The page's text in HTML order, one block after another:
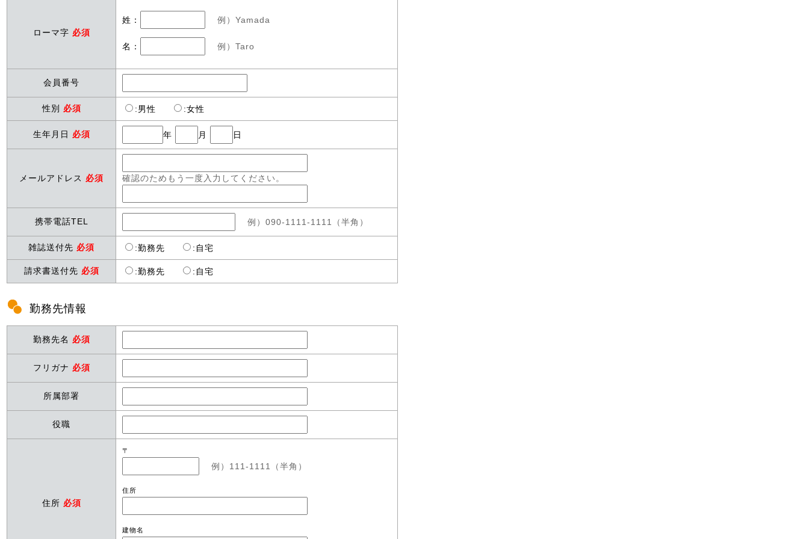
ローマ字 必須
姓： 例）Yamada
名： 例）Taro
会員番号
性別 必須 :男性 :女性
生年月日 必須 年 月 日
メールアドレス 必須 確認のためもう一度入力してください。
携帯電話TEL 例）090-1111-1111（半角）
雑誌送付先 必須 :勤務先 : 自宅
請求書送付先 必須 :勤務先 : 自宅
勤務先情報
勤務先名 必須
フリガナ 必須
所属部署
役職
住所 必須
〒
例）111-1111（半角）
住所
建物名